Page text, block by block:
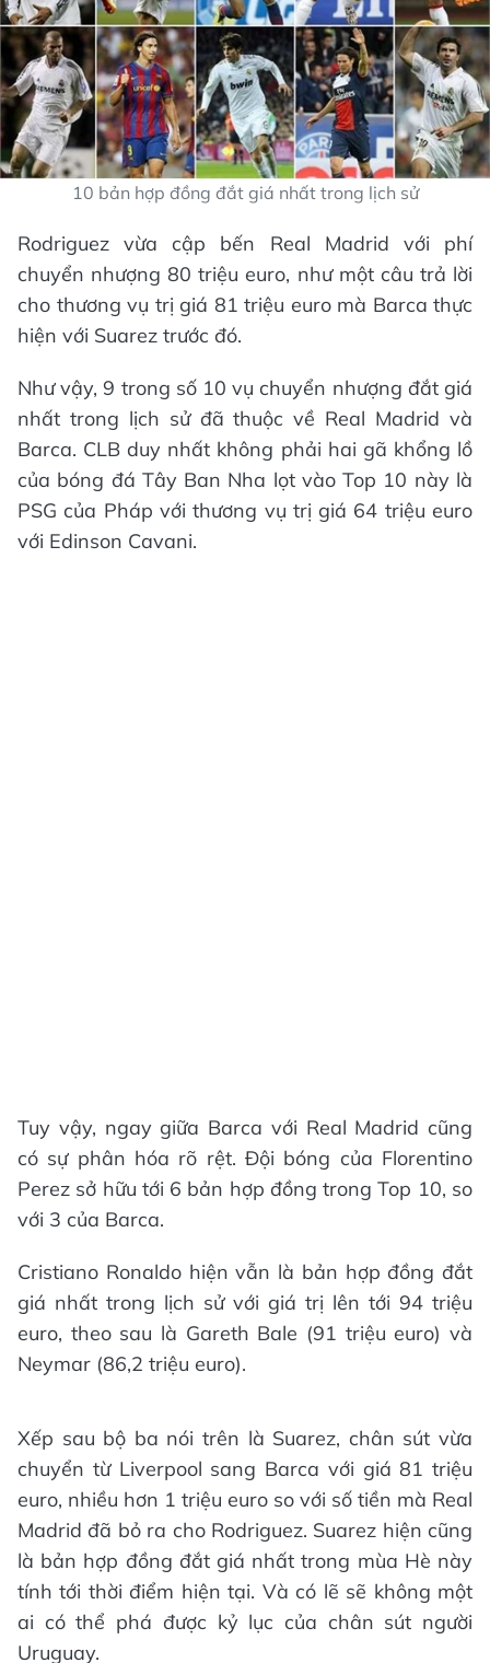
10 bản hợp đồng đắt giá nhất trong lịch sử
Rodriguez vừa cập bến Real Madrid với phí
chuyển nhượng 80 triệu euro, như một câu trả lời
cho thương vụ trị giá 81 triệu euro mà Barca thực
hiện với Suarez trước đó.
Như vậy, 9 trong số 10 vụ chuyển nhượng đắt giá
nhất trong lịch sử đã thuộc về Real Madrid và
Barca. CLB duy nhất không phải hai gã khổng lồ
của bóng đá Tây Ban Nha lọt vào Top 10 này là
PSG của Pháp với thương vụ trị giá 64 triệu euro
với Edinson Cavani.
Tuy vậy, ngay giữa Barca với Real Madrid cũng
có sự phân hóa rõ rệt. Đội bóng của Florentino
Perez sở hữu tới 6 bản hợp đồng trong Top 10, so
với 3 của Barca.
Cristiano Ronaldo hiện vẫn là bản hợp đồng đắt
giá nhất trong lịch sử với giá trị lên tới 94 triệu
euro, theo sau là Gareth Bale (91 triệu euro) và
Neymar (86,2 triệu euro).
Xếp sau bộ ba nói trên là Suarez, chân sút vừa
chuyển từ Liverpool sang Barca với giá 81 triệu
euro, nhiều hơn 1 triệu euro so với số tiền mà Real
Madrid đã bỏ ra cho Rodriguez. Suarez hiện cũng
là bản hợp đồng đắt giá nhất trong mùa Hè này
tính tới thời điểm hiện tại. Và có lẽ sẽ không một
ai có thể phá được kỷ lục của chân sút người
Uruguay.